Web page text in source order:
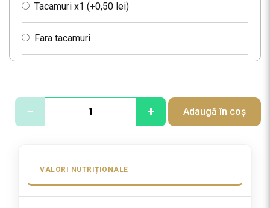
Tacamuri x1 (+0,50 lei)
Fara tacamuri
C
− + Adaugă în coș
VALORI NUTRIȚIONALE